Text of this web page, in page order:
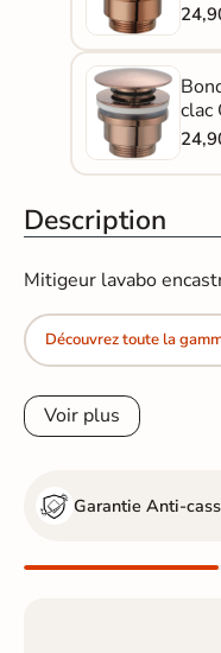
clac
Description
Mitigeur lavabo
Découvrez toute la
Voir plus
Garantie Anti-